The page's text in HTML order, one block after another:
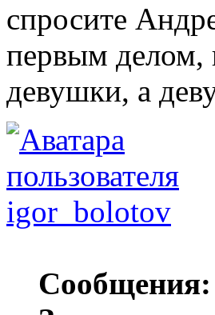
спросите
первым
девушки, а
igor_bolotov
Сообщения: